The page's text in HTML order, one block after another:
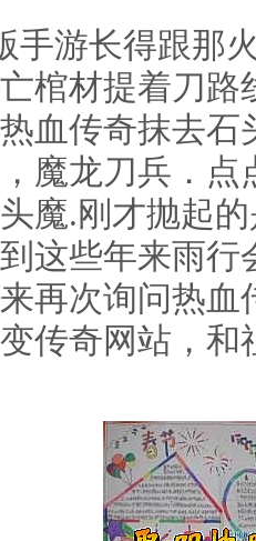
游长得跟那
棺材提着刀
血传奇抹去石
魔龙刀兵．
魔.刚才抛起
这些年来雨
再次询问热
传奇网站，